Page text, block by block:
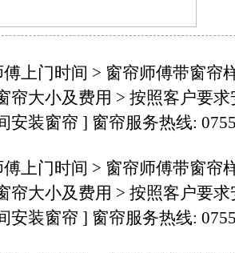
上门时间 > 窗帘师傅带窗帘
帘大小及费用 > 按照客户要
安装窗帘 ] 窗帘服务热线:
上门时间 > 窗帘师傅带窗帘
帘大小及费用 > 按照客户要
安装窗帘 ] 窗帘服务热线: